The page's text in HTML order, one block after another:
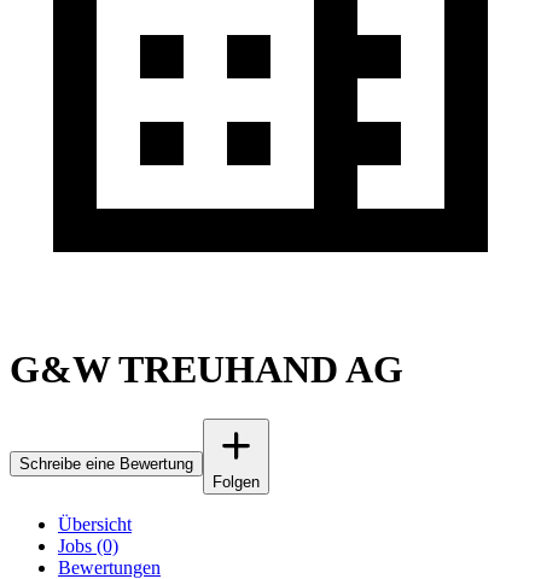
G&W TREUHAND AG
Schreibe eine Bewertung
Folgen
Übersicht
Jobs (0)
Bewertungen